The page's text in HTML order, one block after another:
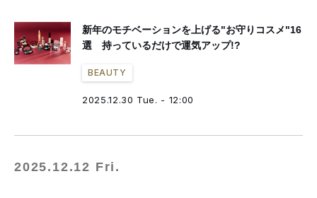
新年のモチベーションを上げる"お守りコスメ"16
選 持っているだけで運気アップ!?
BEAUTY
2025.12.30 Tue. - 12:00
2025.12.12 Fri.